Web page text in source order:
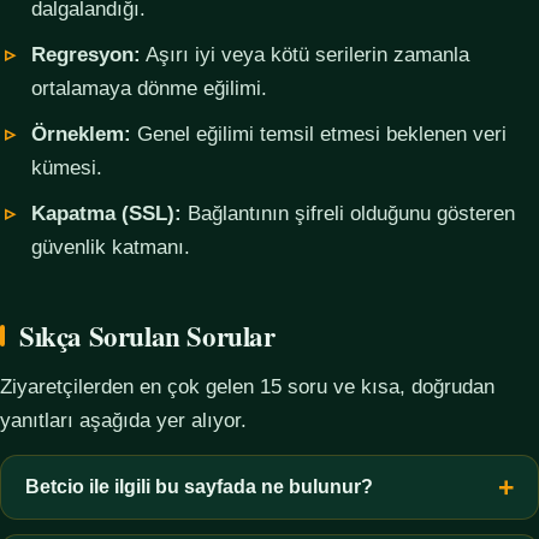
dalgalandığı.
Regresyon: Aşırı iyi veya kötü serilerin zamanla
ortalamaya dönme eğilimi.
Örneklem: Genel eğilimi temsil etmesi beklenen veri
kümesi.
Kapatma (SSL): Bağlantının şifreli olduğunu gösteren
güvenlik katmanı.
Sıkça Sorulan Sorular
Ziyaretçilerden en çok gelen 15 soru ve kısa, doğrudan
yanıtları aşağıda yer alıyor.
Betcio ile ilgili bu sayfada ne bulunur?
Bu sayfada yalnızca kavramsal bilgi, terim açıklamaları, veri